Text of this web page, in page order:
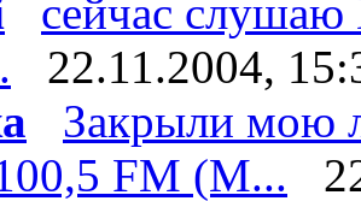
сейчас слушаю
22.11.2004,
Закрыли мою
FM (М...